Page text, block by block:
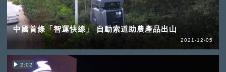
中國首條「智運快線」 自動索道助農產品出山
2021-12-05
2:02